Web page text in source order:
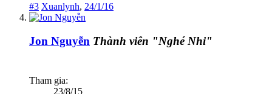
#3 Xuanlynh, 24/1/16
Jon Nguyễn Thành viên "Nghé Nhi"
Tham gia:
23/8/15